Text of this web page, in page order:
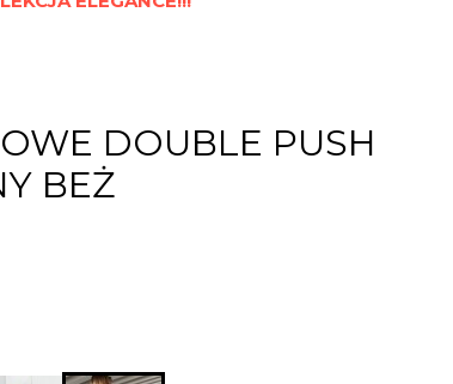
DOUBLE PUSH
BEŻ